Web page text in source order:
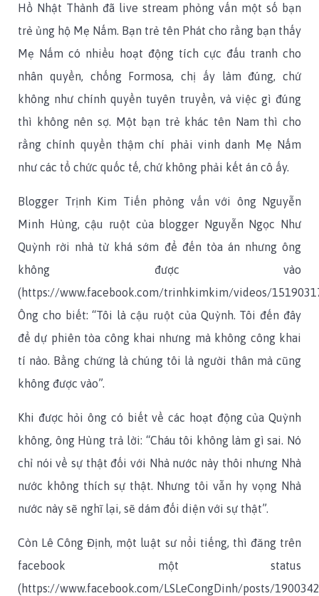
Hồ Nhật Thành đã live stream phỏng vấn một số bạn
trẻ ủng hộ Mẹ Nấm. Bạn trẻ tên Phát cho rằng bạn thấy
Mẹ Nấm có nhiều hoạt động tích cực đấu tranh cho
nhân quyền, chống Formosa, chị ấy làm đúng, chứ
không như chính quyền tuyên truyền, và việc gì đúng
thì không nên sợ. Một bạn trẻ khác tên Nam thì cho
rằng chính quyền thậm chí phải vinh danh Mẹ Nấm
như các tổ chức quốc tế, chứ không phải kết án cô ấy.
Blogger Trịnh Kim Tiến phỏng vấn với ông Nguyễn
Minh Hùng, cậu ruột của blogger Nguyễn Ngọc Như
Quỳnh rời nhà từ khá sớm để đến tòa án nhưng ông
không được vào
(https://www.facebook.com/trinhkimkim/videos/
Ông cho biết: “Tôi là cậu ruột của Quỳnh. Tôi đến đây
để dự phiên tòa công khai nhưng mà không công khai
tí nào. Bằng chứng là chúng tôi là người thân mà cũng
không được vào”.
Khi được hỏi ông có biết về các hoạt động của Quỳnh
không, ông Hùng trả lời: “Cháu tôi không làm gì sai. Nó
chỉ nói về sự thật đối với Nhà nước này thôi nhưng Nhà
nước không thích sự thật. Nhưng tôi vẫn hy vọng Nhà
nước này sẽ nghĩ lại, sẽ dám đối diện với sự thật”.
Còn Lê Công Định, một luật sư nổi tiếng, thì đăng trên
facebook một status
(https://www.facebook.com/LSLeCongDinh/posts/